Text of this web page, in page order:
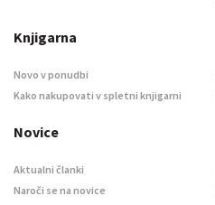
Knjigarna
Novo v ponudbi
Kako nakupovati v spletni knjigarni
Novice
Aktualni članki
Naroči se na novice